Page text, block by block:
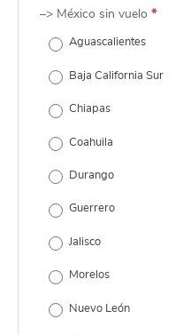
–> México sin vuelo *
Aguascalientes
Baja California Sur
Chiapas
Coahuila
Durango
Guerrero
Jalisco
Morelos
Nuevo León